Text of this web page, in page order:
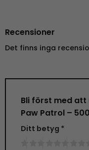
Recensioner
Det finns inga
Bli först med
Paw Patrol –
Ditt betyg *